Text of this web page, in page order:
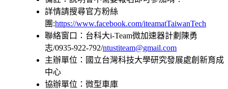
詳情請搜尋官方粉絲
團:https://www.facebook.com/iteamatTaiwanTech
聯絡窗口：台科大i-Team微加速器計劃陳勇
志/0935-922-792/ntustiteam@gmail.com
主辦單位：國立台灣科技大學研究發展處創新育成
中心
協辦單位：微型車庫